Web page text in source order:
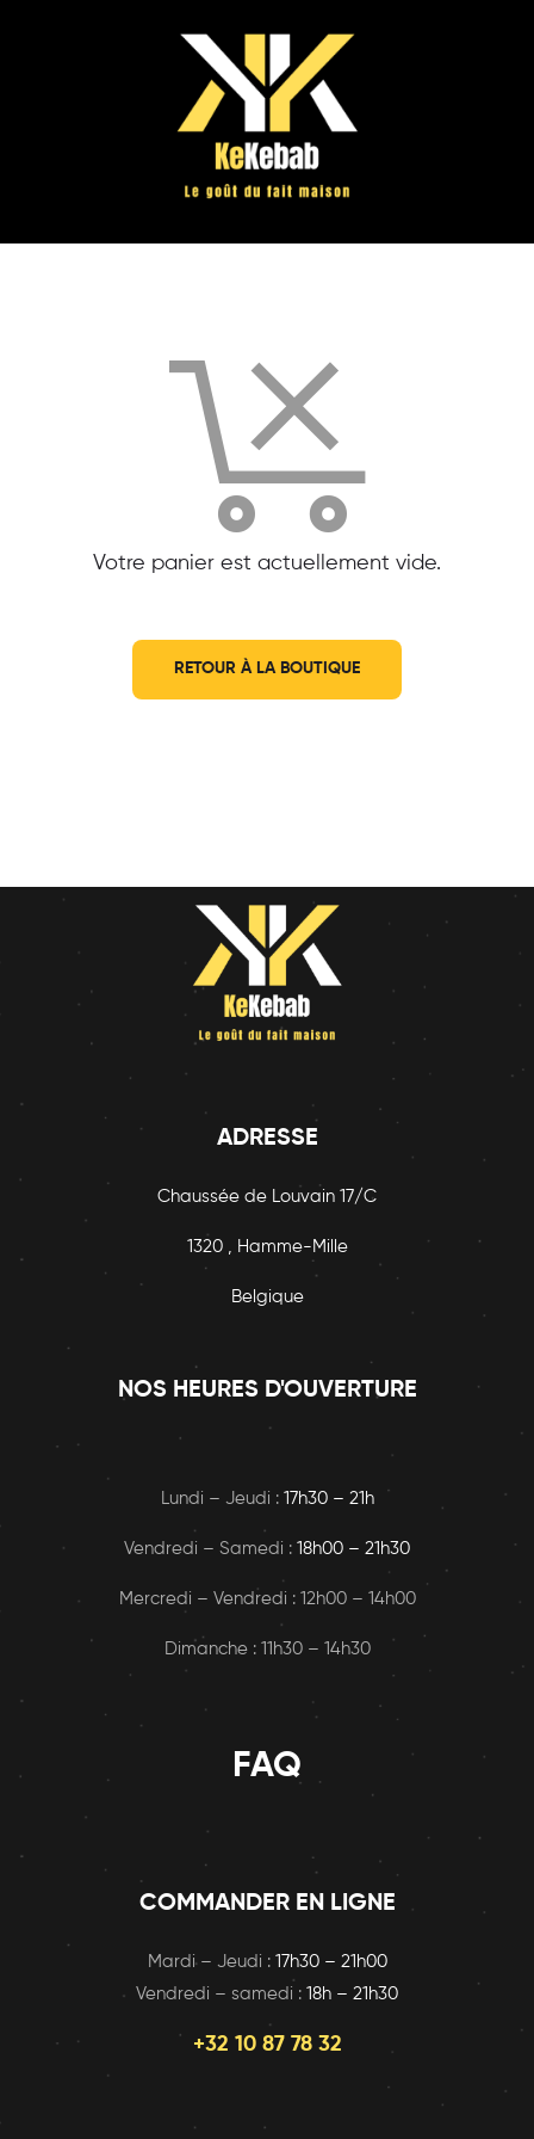
Votre panier est actuellement vide.
RETOUR À LA BOUTIQUE
ADRESSE
Chaussée de Louvain 17/C
1320 , Hamme-Mille
Belgique
NOS HEURES D'OUVERTURE
Lundi – Jeudi : 17h30 – 21h
Vendredi – Samedi : 18h00 – 21h30
Mercredi – Vendredi : 12h00 – 14h00
Dimanche : 11h30 – 14h30
FAQ
COMMANDER EN LIGNE
Mardi – Jeudi : 17h30 – 21h00
Vendredi – samedi : 18h – 21h30
+32 10 87 78 32